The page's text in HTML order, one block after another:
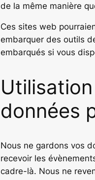
de la même manière
Ces sites web
embarquer des outils
embarqués si vous
données
Nous ne gardons vos
recevoir les
cadre-là. Nous ne